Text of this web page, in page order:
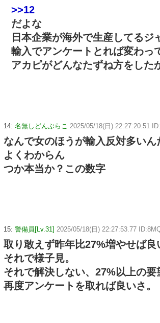
>>12
だよな
日本企業が海外で生産してるジ
輸入でアンケートとれば変わっ
アカピがどんなたずね方をした
14: 名無しどんぶらこ 2025/05/18(日) 22:27:20.51
なんで女のほうが輸入反対多いん
よくわからん
つか本当か？この数字
15: 警備員[Lv.31] 2025/05/18(日) 22:27:53.77
取り敢えず昨年比27%増やせば良
それで様子見。
それで解決しない、27%以上の要
再度アンケートを取れば良いさ。